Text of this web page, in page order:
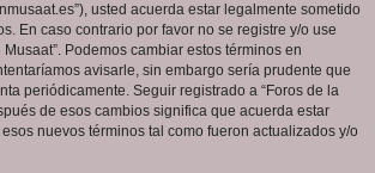
usted acuerda estar legalmente sometido
En caso contrario por favor no se registre y/o use
Podemos cambiar estos términos en
avisarle, sin embargo sería prudente que
periódicamente. Seguir registrado a “Foros de la
de esos cambios significa que acuerda estar
nuevos términos tal como fueron actualizados y/o